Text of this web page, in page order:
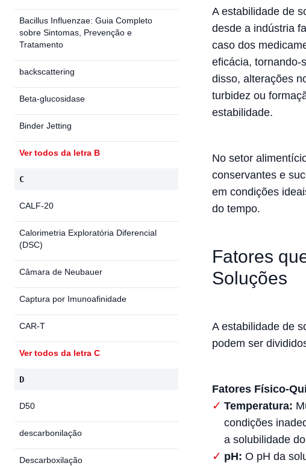
A estabilidade de
desde a indústria
caso dos
eficácia, tornando-
disso, alterações
turbidez ou
estabilidade.
No setor
conservantes e
em condições
do tempo.
Fatores
Soluções
A estabilidade de
podem ser
Fatores Físico-
Temperatura:
condições
a solubilidade
pH: O pH da
Bacillus Influenzae: Guia Completo
sobre Sintomas, Prevenção e
Tratamento
backscattering
Beta-glucosidase
Binder Jetting
Ver todos da letra B
C
CALF-20
Calorimetria Exploratória Diferencial
(DSC)
Câmara de Neubauer
Captura por Imunoafinidade
CAR-T
Ver todos da letra C
D
D50
descarbonilação
Descarboxilação